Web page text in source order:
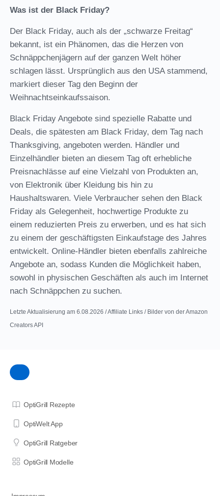
Was ist der Black Friday?
Der Black Friday, auch als der „schwarze Freitag“
bekannt, ist ein Phänomen, das die Herzen von
Schnäppchenjägern auf der ganzen Welt höher
schlagen lässt. Ursprünglich aus den USA stammend,
markiert dieser Tag den Beginn der
Weihnachtseinkaufssaison.
Black Friday Angebote sind spezielle Rabatte und
Deals, die spätesten am Black Friday, dem Tag nach
Thanksgiving, angeboten werden. Händler und
Einzelhändler bieten an diesem Tag oft erhebliche
Preisnachlässe auf eine Vielzahl von Produkten an,
von Elektronik über Kleidung bis hin zu
Haushaltswaren. Viele Verbraucher sehen den Black
Friday als Gelegenheit, hochwertige Produkte zu
einem reduzierten Preis zu erwerben, und es hat sich
zu einem der geschäftigsten Einkaufstage des Jahres
entwickelt. Online-Händler bieten ebenfalls zahlreiche
Angebote an, sodass Kunden die Möglichkeit haben,
sowohl in physischen Geschäften als auch im Internet
nach Schnäppchen zu suchen.
Letzte Aktualisierung am 6.08.2026 / Affiliate Links / Bilder von der Amazon
Creators API
OptiGrill Rezepte
OptiWelt App
OptiGrill Ratgeber
OptiGrill Modelle